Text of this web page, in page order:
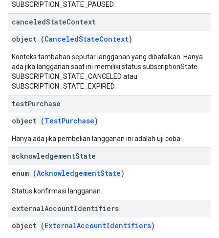
SUBSCRIPTION_STATE_PAUSED.
canceledStateContext
object (CanceledStateContext)
Konteks tambahan seputar langganan yang dibatalkan. Hanya
ada jika langganan saat ini memiliki status subscriptionState
SUBSCRIPTION_STATE_CANCELED atau
SUBSCRIPTION_STATE_EXPIRED.
testPurchase
object (TestPurchase)
Hanya ada jika pembelian langganan ini adalah uji coba.
acknowledgementState
enum (AcknowledgementState)
Status konfirmasi langganan.
externalAccountIdentifiers
object (ExternalAccountIdentifiers)